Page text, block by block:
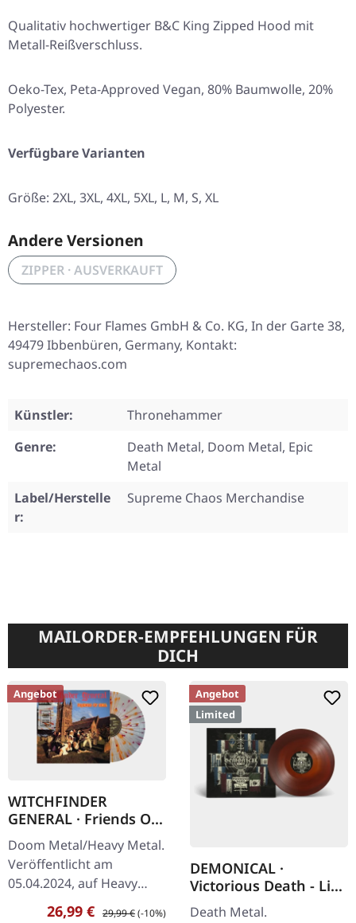
Qualitativ hochwertiger B&C King Zipped Hood mit
Metall-Reißverschluss.
Oeko-Tex, Peta-Approved Vegan, 80% Baumwolle, 20%
Polyester.
Verfügbare Varianten
Größe: 2XL, 3XL, 4XL, 5XL, L, M, S, XL
Andere Versionen
ZIPPER · AUSVERKAUFT
Hersteller: Four Flames GmbH & Co. KG, In der Garte 38,
49479 Ibbenbüren, Germany, Kontakt:
supremechaos.com
Künstler:
Thronehammer
Genre:
Death Metal, Doom Metal, Epic
Metal
Label/Herstelle
r:
Supreme Chaos Merchandise
MAILORDER-EMPFEHLUNGEN FÜR
DICH
Angebot
WITCHFINDER
GENERAL · Friends Of
Hell |
CLEAR/RED/ORANGE/
WHITE SPLATTER LP
Doom Metal/Heavy Metal.
Veröffentlicht am
05.04.2024, auf Heavy
Metal Records. Clear Vinyl
Verkaufspreis:
26,99 € Regulärer Preis:
29,99 €(-10%)
Angebot
Limited
DEMONICAL ·
Victorious Death - Live
in Latin America | RED
Death Metal.